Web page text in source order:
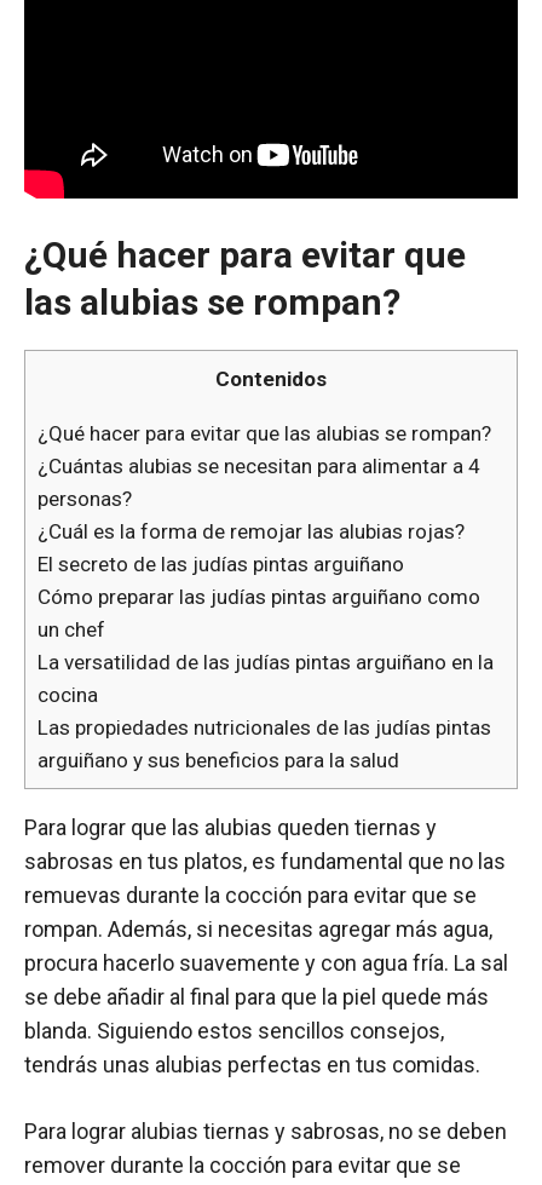
¿Qué hacer para evitar que
las alubias se rompan?
Contenidos
¿Qué hacer para evitar que las alubias se rompan?
¿Cuántas alubias se necesitan para alimentar a 4
personas?
¿Cuál es la forma de remojar las alubias rojas?
El secreto de las judías pintas arguiñano
Cómo preparar las judías pintas arguiñano como
un chef
La versatilidad de las judías pintas arguiñano en la
cocina
Las propiedades nutricionales de las judías pintas
arguiñano y sus beneficios para la salud
Para lograr que las alubias queden tiernas y
sabrosas en tus platos, es fundamental que no las
remuevas durante la cocción para evitar que se
rompan. Además, si necesitas agregar más agua,
procura hacerlo suavemente y con agua fría. La sal
se debe añadir al final para que la piel quede más
blanda. Siguiendo estos sencillos consejos,
tendrás unas alubias perfectas en tus comidas.
Para lograr alubias tiernas y sabrosas, no se deben
remover durante la cocción para evitar que se